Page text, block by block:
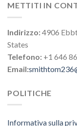
METTITI IN
Indirizzo:4906
States
Telefono: +1 646
Email:
POLITICHE
Informativa sulla